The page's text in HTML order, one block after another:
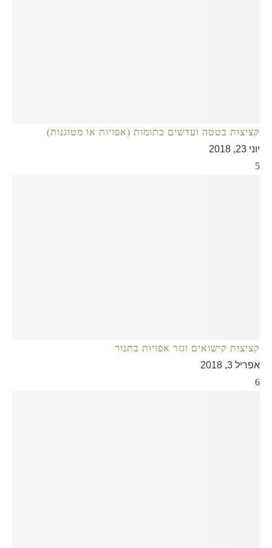
קציצות בטטה ועדשים כתומות (אפויות או מטוגנות)
יוני 23, 2018
5
קציצות קישואים וגזר אפויות בתנור
אפריל 3, 2018
6